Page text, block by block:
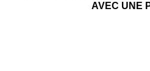
AVEC UNE